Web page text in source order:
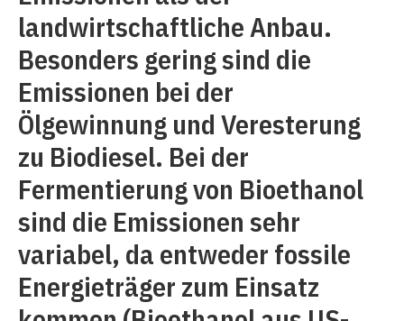
landwirtschaftliche Anbau.
Besonders gering sind die
Emissionen bei der
Ölgewinnung und Veresterung
zu Biodiesel. Bei der
Fermentierung von Bioethanol
sind die Emissionen sehr
variabel, da entweder fossile
Energieträger zum Einsatz